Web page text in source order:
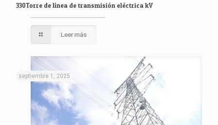
330Torre de línea de transmisión eléctrica kV
Leer más
septiembre 1, 2025